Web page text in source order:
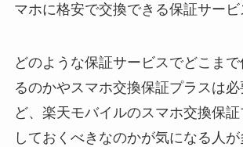
マホに格安で交換できる保証サービ
どのような保証サービスでどこま
るのかやスマホ交換保証プラスは
ど、楽天モバイルのスマホ交換保
しておくべきなのかが気になる人が